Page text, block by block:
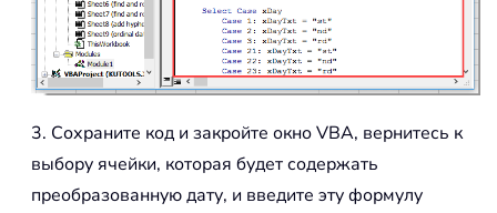
                     xMonth
"
                     xMonth
"
                     xMonth
"
                     xMonth
= 7, "
                     xMonth
                     xMonth
                     xMonth
                     xMonth
= 11
3. Сохраните код и закройте окно VBA, вернитесь к
выбору ячейки, которая будет содержать
преобразованную дату, и введите эту формулу